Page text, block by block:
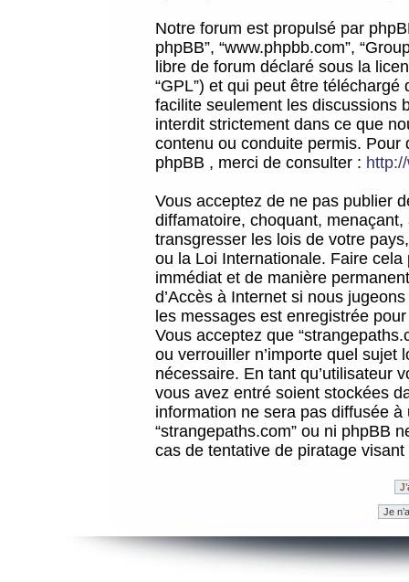
Notre forum est propulsé par
phpBB”, “www.phpbb.com”,
libre de forum déclaré sous la
“GPL”) et qui peut être téléchargé
facilite seulement les discussions
interdit strictement dans ce que
contenu ou conduite permis.
phpBB , merci de consulter :
Vous acceptez de ne pas publier
diffamatoire, choquant,
transgresser les lois de votre
ou la Loi Internationale. Faire
immédiat et de manière
d’Accès à Internet si nous
les messages est enregistrée
Vous acceptez que
ou verrouiller n’importe quel sujet
nécessaire. En tant qu’utilisateur
vous avez entré soient stockées
information ne sera pas diffusée
“strangepaths.com” ou ni phpBB
cas de tentative de piratage